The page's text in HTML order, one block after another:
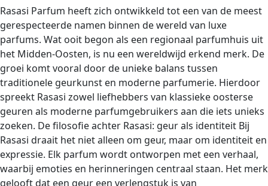
Rasasi Parfum heeft zich ontwikkeld tot een van de meest
gerespecteerde namen binnen de wereld van luxe
parfums. Wat ooit begon als een regionaal parfumhuis uit
het Midden-Oosten, is nu een wereldwijd erkend merk. De
groei komt vooral door de unieke balans tussen
traditionele geurkunst en moderne parfumerie. Hierdoor
spreekt Rasasi zowel liefhebbers van klassieke oosterse
geuren als moderne parfumgebruikers aan die iets unieks
zoeken. De filosofie achter Rasasi: geur als identiteit Bij
Rasasi draait het niet alleen om geur, maar om identiteit en
expressie. Elk parfum wordt ontworpen met een verhaal,
waarbij emoties en herinneringen centraal staan. Het merk
gelooft dat een geur een verlengstuk is van